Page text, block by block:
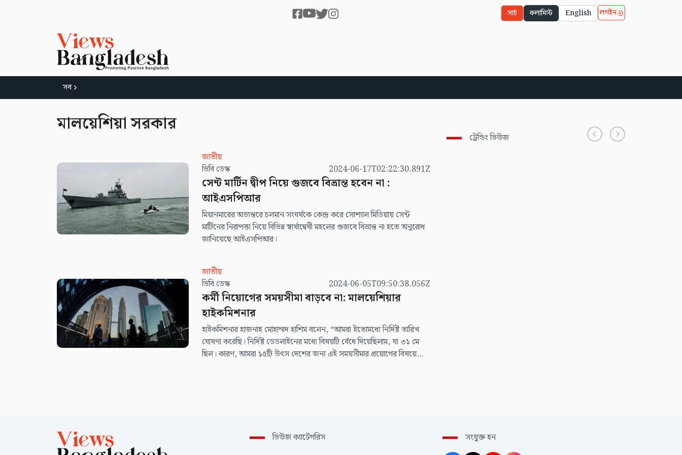
সার্চ কলামিস্ট English লগইন
সব
মালয়েশিয়া সরকার
জাতীয়
ভিবি ডেস্ক
2024-06-17T02:22:30.891Z
সেন্ট মার্টিন দ্বীপ নিয়ে গুজবে বিভ্রান্ত হবেন না :
আইএসপিআর
মিয়ানমারের অভ্যন্তরে চলমান সংঘর্ষকে কেন্দ্র করে সোশ্যাল মিডিয়ায় সেন্ট
মার্টিনের নিরাপত্তা নিয়ে বিভিন্ন স্বার্থান্বেষী মহলের গুজবে বিভ্রান্ত না হতে অনুরোধ
জানিয়েছে আইএসপিআর।
জাতীয়
ভিবি ডেস্ক
2024-06-05T09:50:38.056Z
কর্মী নিয়োগের সময়সীমা বাড়বে না: মালয়েশিয়ার
হাইকমিশনার
হাইকমিশনার হাজনাহ মোহাম্মদ হাশিম বলেন, “আমরা ইতোমধ্যে নির্দিষ্ট তারিখ
ঘোষণা করেছি। নির্দিষ্ট ডেডলাইনের মধ্যে বিষয়টি বেঁধে দিয়েছিলাম, যা ৩১ মে
ছিল। কারণ, আমরা ১৫টি উৎস দেশের জন্য এই সময়সীমার প্রয়োগের বিষয়ে
ট্রেন্ডিং ভিউজ
ভিউজ ক্যাটেগরিস সংযুক্ত হন